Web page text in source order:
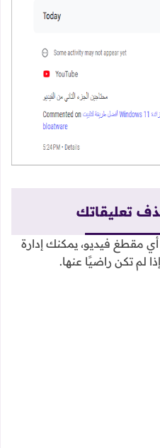
تعليقاتك
أي مقطغ فيديو، يمكنك إدارة
لم تكن راضيًا عنها.